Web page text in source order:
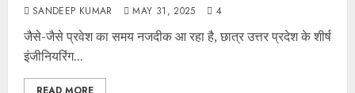
SANDEEP KUMAR MAY 31, 2025 4
जैसे-जैसे प्रवेश का समय नजदीक आ रहा है, छात्र उत्तर प्रदेश के शीर्ष
इंजीनियरिंग...